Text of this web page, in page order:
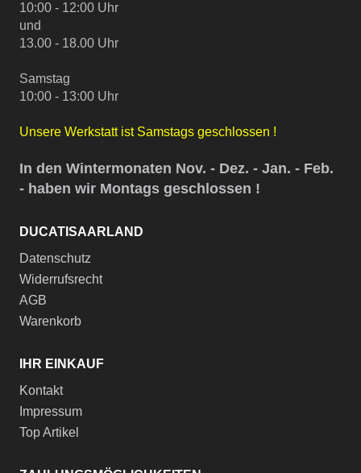
10:00 - 12:00 Uhr
und
13.00 - 18.00 Uhr
Samstag
10:00 - 13:00 Uhr
Unsere Werkstatt ist Samstags geschlossen !
In den Wintermonaten Nov. - Dez. - Jan. - Feb.
- haben wir Montags geschlossen !
DUCATISAARLAND
Datenschutz
Widerrufsrecht
AGB
Warenkorb
IHR EINKAUF
Kontakt
Impressum
Top Artikel